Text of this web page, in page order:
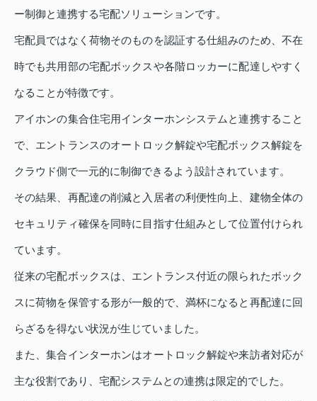
ー制御と連携する宅配ソリューションです。
宅配員ではなく荷物そのものを認証する仕組みのため、不在
時でも共用部の宅配ボックスや各階ロッカーに配達しやすく
なることが特徴です。
アイホンの集合住宅用インターホンシステムと連携すること
で、エントランスのオートロック解錠や宅配ボックス解錠を
クラウド側で一元的に制御できるよう設計されています。
その結果、再配達の削減と入居者の利便性向上、建物全体の
セキュリティ確保を同時に目指す仕組みとして位置付けられ
ています。
従来の宅配ボックスは、エントランス付近の限られたボック
スに荷物を保管する形が一般的で、満杯になると再配達に回
らざるを得ない状況が生じていました。
また、集合インターホンはオートロック解錠や来訪者対応が
主な役割であり、宅配システムとの連携は限定的でした。